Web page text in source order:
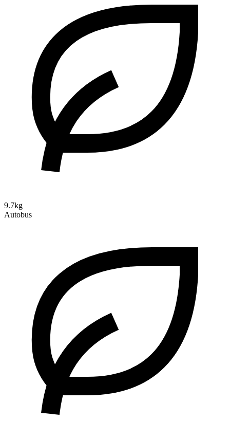
9.7kg
Autobus